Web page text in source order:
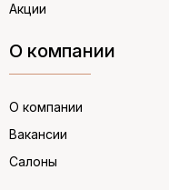
Акции
О компании
О компании
Вакансии
Салоны